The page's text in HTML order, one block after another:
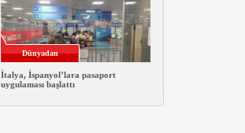
Dünyadan
İtalya, İspanyol’lara pasaport
uygulaması başlattı